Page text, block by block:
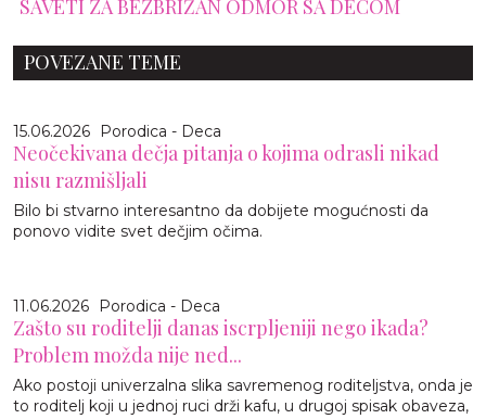
SAVETI ZA BEZBRIŽAN ODMOR SA DECOM
POVEZANE TEME
15.06.2026 Porodica - Deca
Neočekivana dečja pitanja o kojima odrasli nikad
nisu razmišljali
Bilo bi stvarno interesantno da dobijete mogućnosti da
ponovo vidite svet dečjim očima.
11.06.2026 Porodica - Deca
Zašto su roditelji danas iscrpljeniji nego ikada?
Problem možda nije ned...
Ako postoji univerzalna slika savremenog roditeljstva, onda je
to roditelj koji u jednoj ruci drži kafu, u drugoj spisak obaveza,